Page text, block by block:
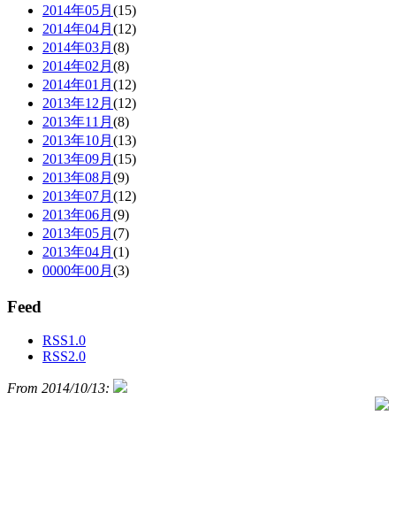
2014年05月 (15)
2014年04月 (12)
2014年03月 (8)
2014年02月 (8)
2014年01月 (12)
2013年12月 (12)
2013年11月 (8)
2013年10月 (13)
2013年09月 (15)
2013年08月 (9)
2013年07月 (12)
2013年06月 (9)
2013年05月 (7)
2013年04月 (1)
0000年00月 (3)
Feed
RSS1.0
RSS2.0
From 2014/10/13: